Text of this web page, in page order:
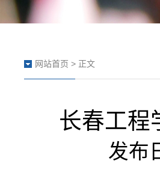
网站首页 > 正文
长春工程
发布